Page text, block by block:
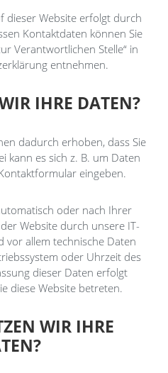
dieser Website erfolgt durch
Kontaktdaten können Sie
Verantwortlichen Stelle“ in
entnehmen.
IHRE DATEN?
dadurch erhoben, dass Sie
kann es sich z. B. um Daten
eingeben.
oder nach Ihrer
Website durch unsere IT-
vor allem technische Daten
oder Uhrzeit des
dieser Daten erfolgt
diese Website betreten.
WIR IHRE